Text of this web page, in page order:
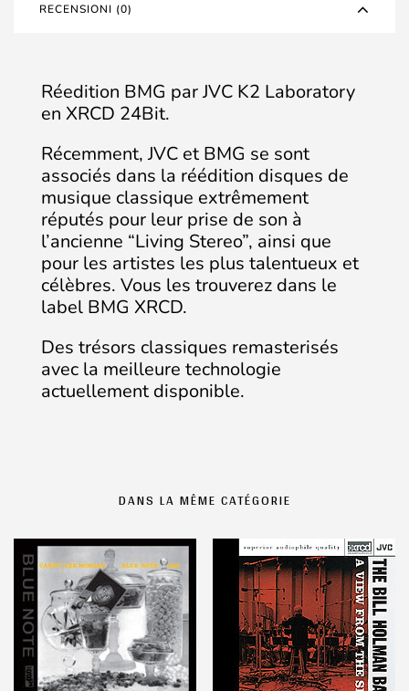
RECENSIONI (0)
Réedition BMG par JVC K2 Laboratory
en XRCD 24Bit.
Récemment, JVC et BMG se sont
associés dans la réédition disques de
musique classique extrêmement
réputés pour leur prise de son à
l’ancienne “Living Stereo”, ainsi que
pour les artistes les plus talentueux et
célèbres. Vous les trouverez dans le
label BMG XRCD.
Des trésors classiques remasterisés
avec la meilleure technologie
actuellement disponible.
DANS LA MÊME CATÉGORIE